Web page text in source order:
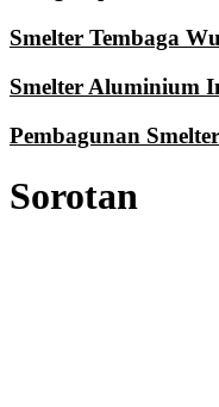
Smelter Tembaga
Smelter Aluminium
Pembagunan
Sorotan